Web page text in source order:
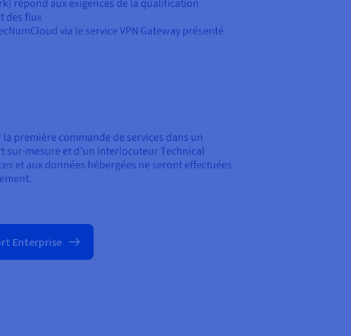
répond aux exigences de la qualification
des flux
via le service VPN Gateway présenté
première commande de services dans un
mesure et d’un interlocuteur Technical
et aux données hébergées ne seront effectuées
Enterprise